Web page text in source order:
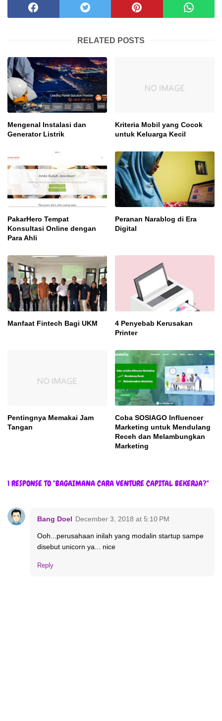
RELATED POSTS
Mengenal Instalasi dan
Generator Listrik
Kriteria Mobil yang Cocok
untuk Keluarga Kecil
PakarHero Tempat
Konsultasi Online dengan
Para Ahli
Peranan Narablog di Era
Digital
Manfaat Fintech Bagi UKM
4 Penyebab Kerusakan
Printer
Pentingnya Memakai Jam
Tangan
Coba SOSIAGO Influencer
Marketing untuk Mendulang
Receh dan Melambungkan
Marketing
1 RESPONSE TO "BAGAIMANA CARA VENTURE CAPITAL BEKERJA?"
Bang Doel December 3, 2018 at 5:10 PM
Ooh...perusahaan inilah yang modalin startup sampe
disebut unicorn ya... nice
Reply